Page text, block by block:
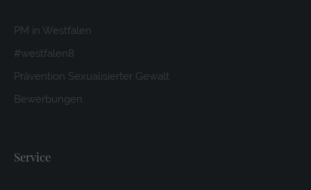
PM in Westfalen
#westfalen8
Prävention Sexualisierter Gewalt
Bewerbungen
Service